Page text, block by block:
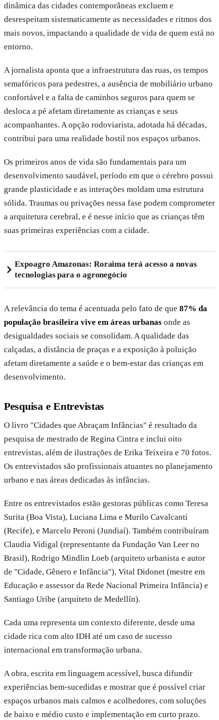
dinâmica das cidades contemporâneas excluem e
desrespeitam sistematicamente as necessidades e ritmos dos
mais novos, impactando a qualidade de vida de quem está no
entorno.
A jornalista aponta que a infraestrutura das ruas, os tempos
semafóricos para pedestres, a ausência de mobiliário urbano
confortável e a falta de caminhos seguros para quem se
desloca a pé afetam diretamente as crianças e seus
acompanhantes. A opção rodoviarista, adotada há décadas,
contribui para uma realidade hostil nos espaços urbanos.
Os primeiros anos de vida são fundamentais para um
desenvolvimento saudável, período em que o cérebro possui
grande plasticidade e as interações moldam uma estrutura
sólida. Traumas ou privações nessa fase podem comprometer
a arquitetura cerebral, e é nesse início que as crianças têm
suas primeiras experiências com a cidade.
Expoagro Amazonas: Roraima terá acesso a novas
tecnologias para o agronegócio
A relevância do tema é acentuada pelo fato de que 87% da
população brasileira vive em áreas urbanas onde as
desigualdades sociais se consolidam. A qualidade das
calçadas, a distância de praças e a exposição à poluição
afetam diretamente a saúde e o bem-estar das crianças em
desenvolvimento.
Pesquisa e Entrevistas
O livro "Cidades que Abraçam Infâncias" é resultado da
pesquisa de mestrado de Regina Cintra e inclui oito
entrevistas, além de ilustrações de Erika Teixeira e 70 fotos.
Os entrevistados são profissionais atuantes no planejamento
urbano e nas áreas dedicadas às infâncias.
Entre os entrevistados estão gestoras públicas como Teresa
Surita (Boa Vista), Luciana Lima e Murilo Cavalcanti
(Recife), e Marcelo Peroni (Jundiaí). Também contribuíram
Claudia Vidigal (representante da Fundação Van Leer no
Brasil), Rodrigo Mindlin Loeb (arquiteto urbanista e autor
de "Cidade, Gênero e Infância"), Vital Didonet (mestre em
Educação e assessor da Rede Nacional Primeira Infância) e
Santiago Uribe (arquiteto de Medellín).
Cada uma representa um contexto diferente, desde uma
cidade rica com alto IDH até um caso de sucesso
internacional em transformação urbana.
A obra, escrita em linguagem acessível, busca difundir
experiências bem-sucedidas e mostrar que é possível criar
espaços urbanos mais calmos e acolhedores, com soluções
de baixo e médio custo e implementação em curto prazo.